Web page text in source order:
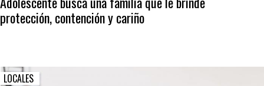
protección, contención y cariño
LOCALES